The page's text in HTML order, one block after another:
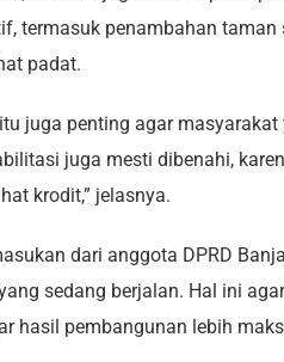
termasuk penambahan
padat.
juga penting agar
juga mesti dibenahi,
krodit,” jelasnya.
dari anggota DPRD
sedang berjalan. Hal ini
hasil pembangunan lebih